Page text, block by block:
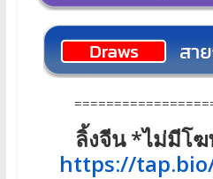
ลิ้งจีน *ไม่มีโ
https://